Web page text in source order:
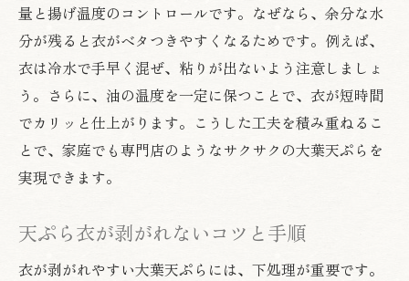
量と揚げ温度のコントロールです。なぜなら、余分な水
分が残ると衣がベタつきやすくなるためです。例えば、
衣は冷水で手早く混ぜ、粘りが出ないよう注意しましょ
う。さらに、油の温度を一定に保つことで、衣が短時間
でカリッと仕上がります。こうした工夫を積み重ねるこ
とで、家庭でも専門店のようなサクサクの大葉天ぷらを
実現できます。
天ぷら衣が剥がれないコツと手順
衣が剥がれやすい大葉天ぷらには、下処理が重要です。